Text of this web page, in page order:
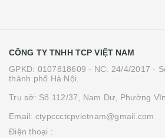
CÔNG TY TNHH TCP VIỆT NAM
GPKD: 0107818609 - NC: 24/4/2017 -
thành phố Hà Nội.
Trụ sở: Số 112/37, Nam Dư, Phường
Email: ctypccctcpvietnam@gmail.com
Điện thoại :